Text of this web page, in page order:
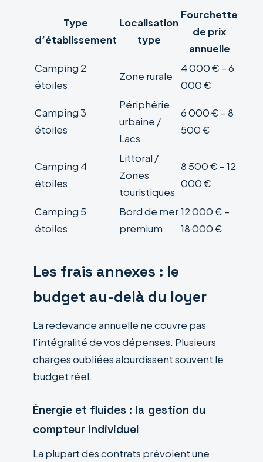
Type
d’établissement
Localisation
type
Fourchette
de prix
annuelle
Camping 2
étoiles
Zone rurale
4 000 € – 6
000 €
Camping 3
étoiles
Périphérie
urbaine /
Lacs
6 000 € – 8
500 €
Camping 4
étoiles
Littoral /
Zones
touristiques
8 500 € – 12
000 €
Camping 5
étoiles
Bord de mer
premium
12 000 € –
18 000 €
Les frais annexes : le
budget au-delà du loyer
La redevance annuelle ne couvre pas
l’intégralité de vos dépenses. Plusieurs
charges oubliées alourdissent souvent le
budget réel.
Énergie et fluides : la gestion du
compteur individuel
La plupart des contrats prévoient une